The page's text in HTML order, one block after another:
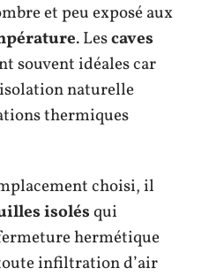
et peu exposé aux
. Lescaves
souvent idéales car
naturelle
thermiques
choisi, il
isolésqui
hermétique
infiltration d’air